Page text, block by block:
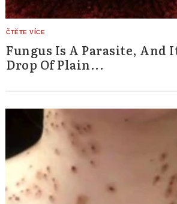
Fungus Is A Parasite, And
Drop Of Plain...